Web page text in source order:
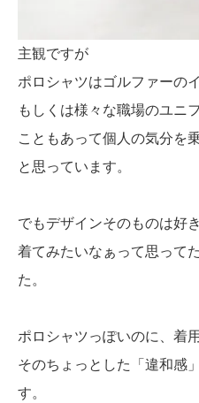
主観ですが
ポロシャツはゴルファーの
もしくは様々な職場のユニ
こともあって個人の気分を
と思っています。
でもデザインそのものは好き
着てみたいなぁって思って
た。
ポロシャツっぽいのに、着
そのちょっとした「違和感
す。